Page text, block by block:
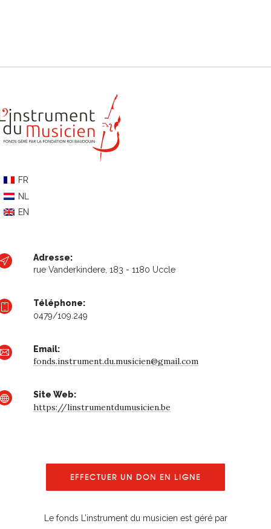
FR
NL
EN
Adresse:
rue Vanderkindere, 183 - 1180 Uccle
Téléphone:
0479/109.249
Email:
fonds.instrument.du.musicien@gmail.com
Site Web:
https://linstrumentdumusicien.be
EFFECTUER UN DON EN LIGNE
Le fonds L’instrument du musicien est géré par